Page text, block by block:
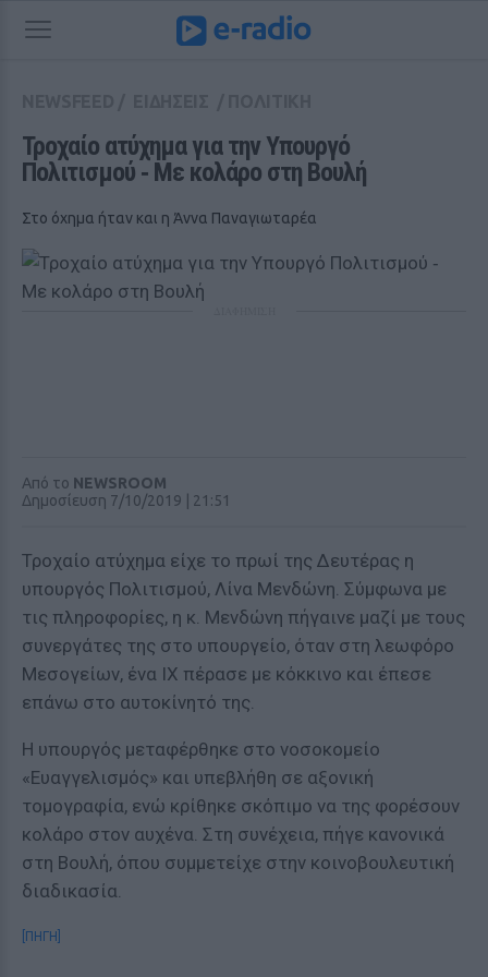
Τροχαίο ατύχημα για την Υπουργό
Πολιτισμού ‑ Με κολάρο στη Βουλή
Στο όχημα ήταν και η Άννα Παναγιωταρέα
Από το NEWSROOM
Δημοσίευση 7/10/2019 | 21:51
Τροχαίο ατύχημα είχε το πρωί της Δευτέρας η
υπουργός Πολιτισμού, Λίνα Μενδώνη. Σύμφωνα με
τις πληροφορίες, η κ. Μενδώνη πήγαινε μαζί με τους
συνεργάτες της στο υπουργείο, όταν στη λεωφόρο
Μεσογείων, ένα ΙΧ πέρασε με κόκκινο και έπεσε
επάνω στο αυτοκίνητό της.
Η υπουργός μεταφέρθηκε στο νοσοκομείο
«Ευαγγελισμός» και υπεβλήθη σε αξονική
τομογραφία, ενώ κρίθηκε σκόπιμο να της φορέσουν
κολάρο στον αυχένα. Στη συνέχεια, πήγε κανονικά
στη Βουλή, όπου συμμετείχε στην κοινοβουλευτική
διαδικασία.
[ΠΗΓΗ]